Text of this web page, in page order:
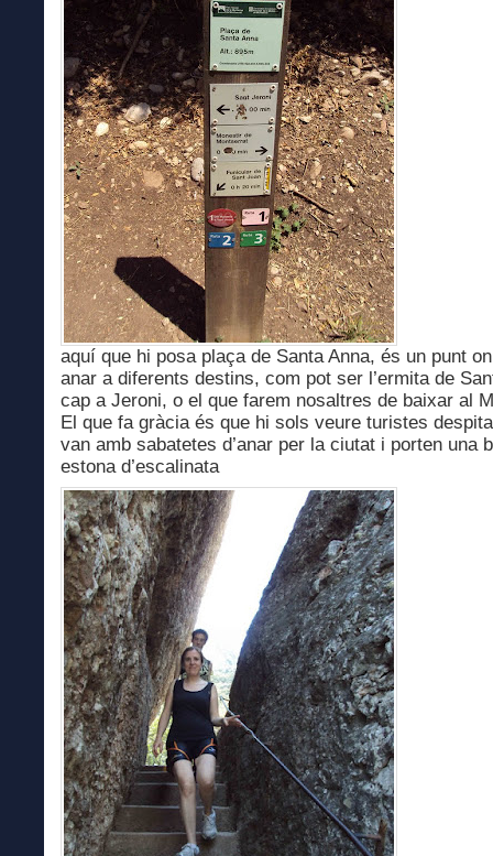
aquí que hi posa plaça de Santa Anna, és un punt
anar a diferents destins, com pot ser l’ermita de
cap a Jeroni, o el que farem nosaltres de baixar al
El que fa gràcia és que hi sols veure turistes
van amb sabatetes d’anar per la ciutat i porten una
estona d’escalinata